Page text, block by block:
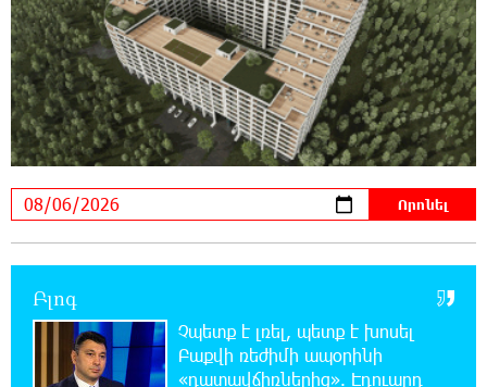
Ռեբուսը լուծելու համար, ասեք թե ինչպե՞ս
ՀՀ 29.800 քկմ տարածքը կրճատվեց.
Վարդևանյանը՝ Հովհաննիսյանին
15:00:46 6-08-2026
Ֆասթ Բանկը Սևան Ստարտափ Սամմիթին
քարտային առաջարկները
համախմբի արտախորհրդարանական բոլոր
ուժերին. Արեգ Սավգուլյան
14:34:52 6-08-2026
Բլոգ
Չպետք է լռել, պետք է խոսել
Բաքվի ռեժիմի ապօրինի
«դատավճիռներից». Էդուարդ